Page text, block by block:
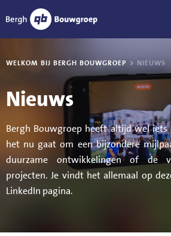
Welkom bij Bergh
Over ons
Onze bedrijven
Nieuws
Projecten
WELKOM BIJ BERGH BOUWGROEP NIEUWS
Nieuws
Bergh Bouwgroep heeft altijd wel
het nu gaat om een bijzondere
duurzame ontwikkelingen of de
projecten. Je vindt het allemaal op
LinkedIn pagina.